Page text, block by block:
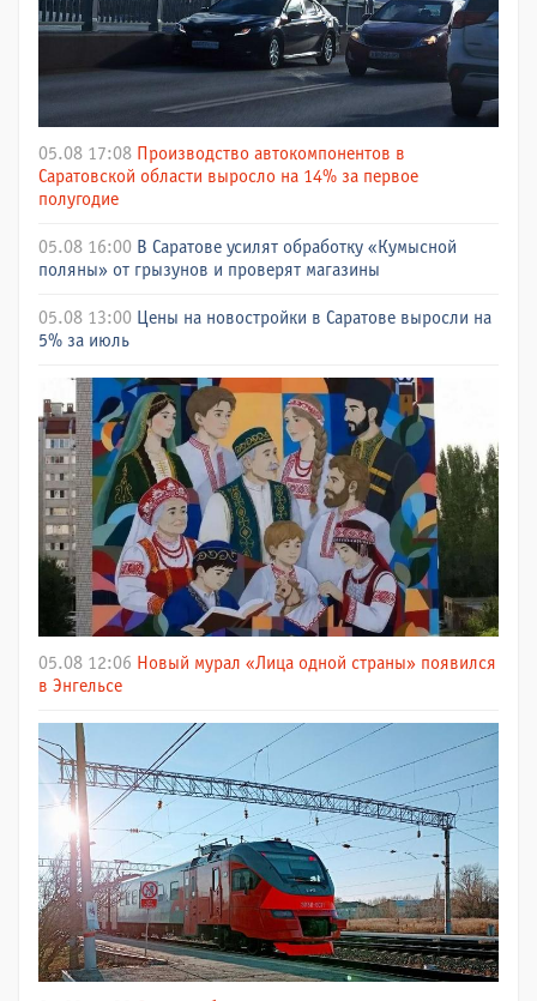
05.08 17:08 Производство автокомпонентов в
Саратовской области выросло на 14% за первое
полугодие
05.08 16:00 В Саратове усилят обработку «Кумысной
поляны» от грызунов и проверят магазины
05.08 13:00 Цены на новостройки в Саратове выросли на
5% за июль
05.08 12:06 Новый мурал «Лица одной страны» появился
в Энгельсе